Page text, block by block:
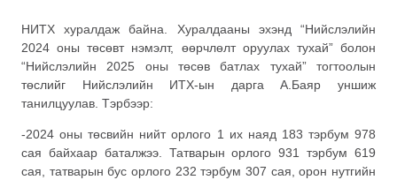
НИТХ хуралдаж байна. Хуралдааны эхэнд “Нийслэлийн
2024 оны төсөвт нэмэлт, өөрчлөлт оруулах тухай” болон
“Нийслэлийн 2025 оны төсөв батлах тухай” тогтоолын
төслийг Нийслэлийн ИТХ-ын дарга А.Баяр уншиж
танилцуулав. Тэрбээр:
-2024 оны төсвийн нийт орлого 1 их наяд 183 тэрбум 978
сая байхаар баталжээ. Татварын орлого 931 тэрбум 619
сая, татварын бус орлого 232 тэрбум 307 сая, орон нутгийн